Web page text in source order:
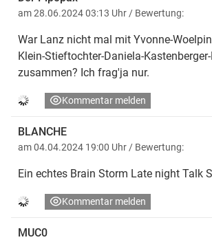
am 28.06.2024 03:13 Uhr/ Bewertung:
War Lanz nicht mal mit Yvonne-
Klein-Stieftochter-Daniela-
zusammen? Ich frag'ja nur.
Kommentar melden
BLANCHE
am 04.04.2024 19:00 Uhr/ Bewertung:
Ein echtes Brain Storm Late night Talk
Kommentar melden
MUC0